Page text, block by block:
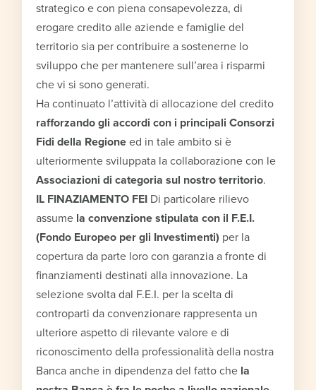
strategico e con piena consapevolezza, di
erogare credito alle aziende e famiglie del
territorio sia per contribuire a sostenerne lo
sviluppo che per mantenere sull’area i risparmi
che vi si sono generati.
Ha continuato l’attività di allocazione del credito
rafforzando gli accordi con i principali Consorzi
Fidi della Regione ed in tale ambito si è
ulteriormente sviluppata la collaborazione con le
Associazioni di categoria sul nostro territorio.
IL FINAZIAMENTO FEI Di particolare rilievo
assume la convenzione stipulata con il F.E.I.
(Fondo Europeo per gli Investimenti) per la
copertura da parte loro con garanzia a fronte di
finanziamenti destinati alla innovazione. La
selezione svolta dal F.E.I. per la scelta di
controparti da convenzionare rappresenta un
ulteriore aspetto di rilevante valore e di
riconoscimento della professionalità della nostra
Banca anche in dipendenza del fatto che la